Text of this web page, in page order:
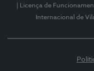
| Licença de
Internacional de